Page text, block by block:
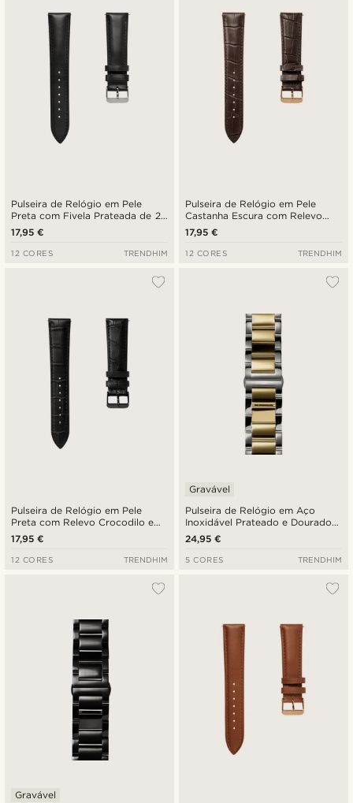
Pulseira de Relógio em Pele
Preta com Fivela Prateada de 24
mm - Libertação Rápida
17,95 €
12 CORES TRENDHIM
Pulseira de Relógio em Pele
Castanha Escura com Relevo
Crocodilo e Fivela Rosa
Dourado de 24 mm - Libertação
Rápida
17,95 €
12 CORES TRENDHIM
Pulseira de Relógio em Pele
Preta com Relevo Crocodilo e
Fivela Preta de 24 mm -
Libertação Rápida
17,95 €
12 CORES TRENDHIM
Pulseira de Relógio em Aço
Inoxidável Prateado e Dourado
de 24 mm - Libertação Rápida
Gravável
24,95 €
5 CORES TRENDHIM
Gravável